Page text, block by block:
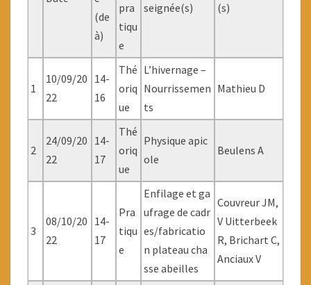
(de
à)
pra
tiqu
e
seignée(s)
(s)
1
10/09/20
22
14-
16
Thé
oriq
ue
L’hivernage –
Nourrissemen
ts
Mathieu D
2
24/09/20
22
14-
17
Thé
oriq
ue
Physique apic
ole
Beulens A
3
08/10/20
22
14-
17
Pra
tiqu
e
Enfilage et ga
ufrage de cadr
es/fabricatio
n plateau cha
sse abeilles
Couvreur JM,
V Uitterbeek
R, Brichart C,
Anciaux V